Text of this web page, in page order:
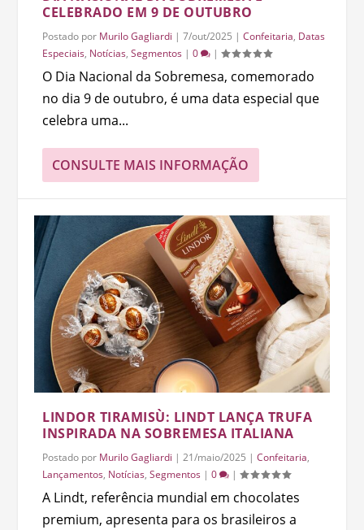
CELEBRADO EM 9 DE OUTUBRO
Postado por Murilo Gagliardi |7/out/2025 |Confeitaria, Datas
Especiais, Notícias,Segmentos |0 |
O Dia Nacional da Sobremesa, comemorado
no dia 9 de outubro, é uma data especial que
celebra uma...
CONSULTE MAIS INFORMAÇÃO
LINDOR TIRAMISÙ: LINDT LANÇA TRUFA
INSPIRADA NA SOBREMESA ITALIANA
Postado por Murilo Gagliardi |21/maio/2025 |Confeitaria,
Lançamentos, Notícias,Segmentos |0 |
A Lindt, referência mundial em chocolates
premium, apresenta para os brasileiros a